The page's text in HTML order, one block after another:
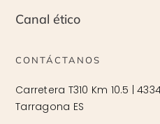
Canal ético
CONTÁCTANOS
Carretera T310 Km 10.5 |
Tarragona ES